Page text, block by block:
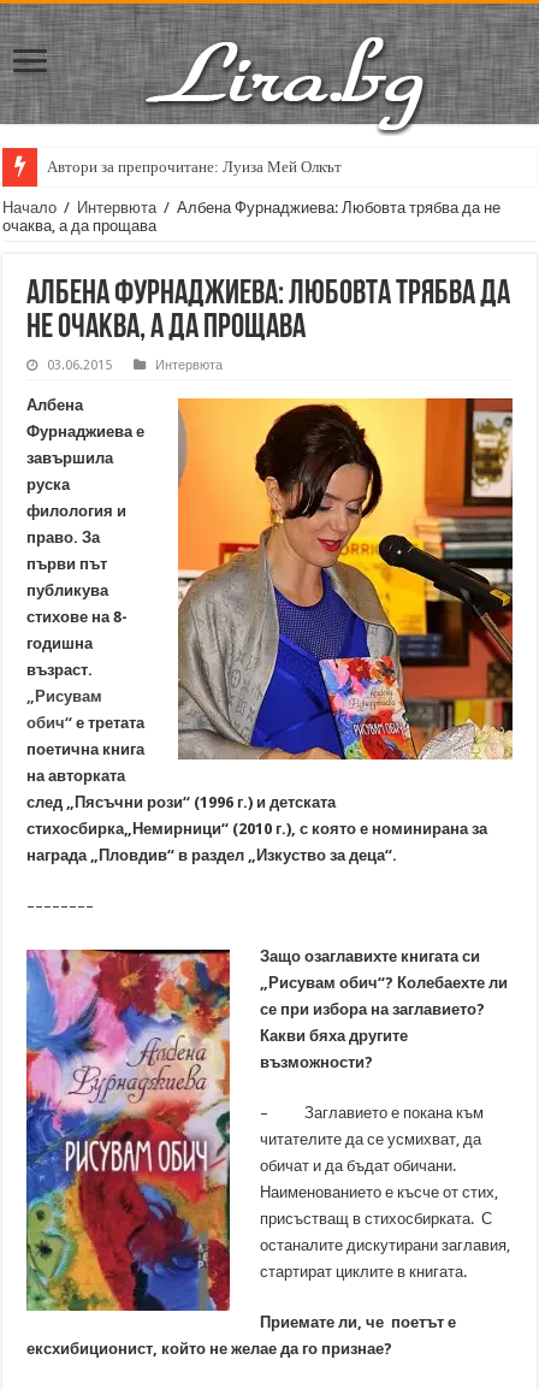
Автори за препрочитане: Луиза Мей Олкът
Кирил Кадийски: „Плачът на големия поет винаги е и сила, и
Начало / Интервюта / Албена Фурнаджиева: Любовта трябва да не
очаква, а да прощава
Албена Фурнаджиева: Любовта трябва да
не очаква, а да прощава
03.06.2015 Интервюта
Албена
Фурнаджиева е
завършила
руска
филология и
право. За
първи път
публикува
стихове на 8-
годишна
възраст.
„Рисувам
обич“ е третата
поетична книга
на авторката
след „Пясъчни рози“ (1996 г.) и детската
стихосбирка„Немирници“ (2010 г.), с която е номинирана за
награда „Пловдив“ в раздел „Изкуство за деца“.
––––––––
Защо озаглавихте книгата си
„Рисувам обич“? Колебаехте ли
се при избора на заглавието?
Какви бяха другите
възможности?
– Заглавието е покана към
читателите да се усмихват, да
обичат и да бъдат обичани.
Наименованието е късче от стих,
присъстващ в стихосбирката. С
останалите дискутирани заглавия,
стартират циклите в книгата.
Приемате ли, че поетът е
ексхибиционист, който не желае да го признае?